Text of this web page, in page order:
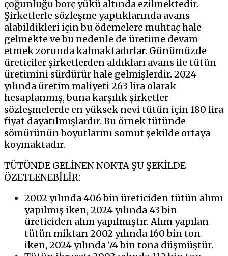
çoğunluğu borç yükü altında ezilmektedir.
Şirketlerle sözleşme yaptıklarında avans
alabildikleri için bu ödemelere muhtaç hale
gelmekte ve bu nedenle de üretime devam
etmek zorunda kalmaktadırlar. Günümüzde
üreticiler şirketlerden aldıkları avans ile tütün
üretimini sürdürür hale gelmişlerdir. 2024
yılında üretim maliyeti 263 lira olarak
hesaplanmış, buna karşılık şirketler
sözleşmelerde en yüksek nevi tütün için 180 lira
fiyat dayatılmışlardır. Bu örnek tütünde
sömürünün boyutlarını somut şekilde ortaya
koymaktadır.
TÜTÜNDE GELİNEN NOKTA ŞU ŞEKİLDE
ÖZETLENEBİLİR:
2002 yılında 406 bin üreticiden tütün alımı
yapılmış iken, 2024 yılında 43 bin
üreticiden alım yapılmıştır. Alım yapılan
tütün miktarı 2002 yılında 160 bin ton
iken, 2024 yılında 74 bin tona düşmüştür.